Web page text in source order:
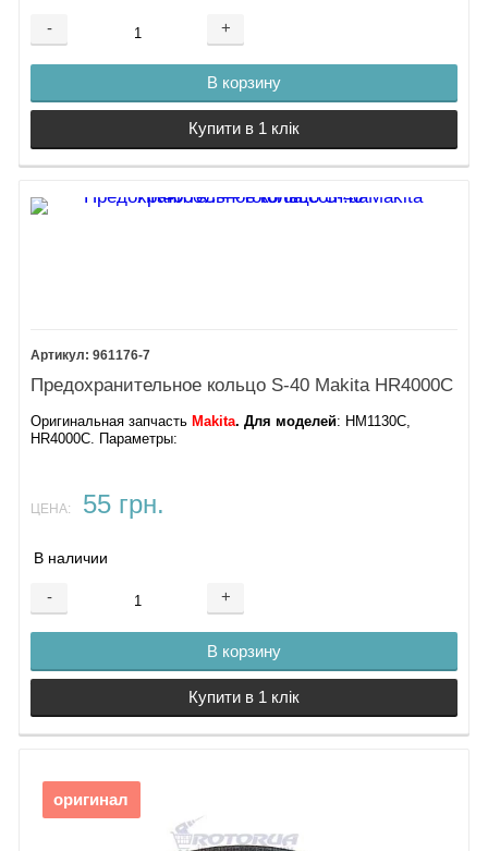
- +
В корзину
Купити в 1 клік
961176-7
Предохранительное кольцо S-40 Makita HR4000C
Оригинальная запчасть Makita. Для моделей: HM1130C,
HR4000C. Параметры:
ЦЕНА: 55 грн.
В наличии
- +
В корзину
Купити в 1 клік
оригинал